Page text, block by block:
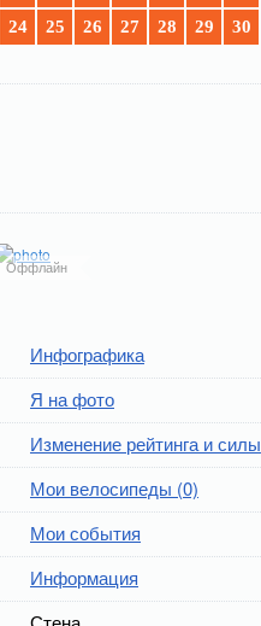
24
25 26 27 28 29 30
Оффлайн
Инфографика
Я на фото
Изменение рейтинга и силы
Мои велосипеды (0)
Мои события
Информация